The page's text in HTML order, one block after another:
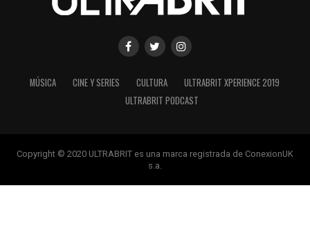
MÚSICA CINE Y SERIES CULTURA
ULTRABRIT XPERIENCE 2019
ULTRABRIT PODCAST
Copyright © 2020 ULTRABRIT es una marca registrada de ConexionUK
s.a.